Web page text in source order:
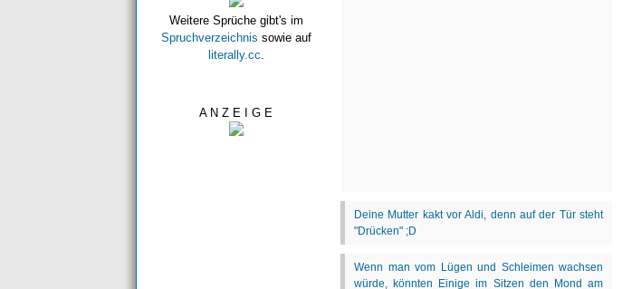
Weitere Sprüche gibt's im
Spruchverzeichnis sowie auf
literally.cc
A N Z E I G E